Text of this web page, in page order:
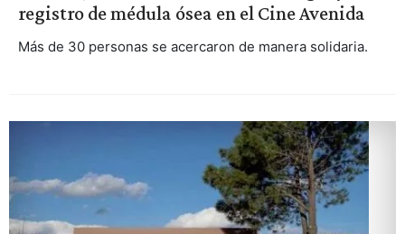
registro de médula ósea en el Cine Avenida
Más de 30 personas se acercaron de manera solidaria.